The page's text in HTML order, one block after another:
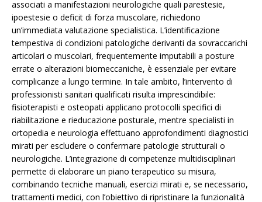
associati a manifestazioni neurologiche quali parestesie,
ipoestesie o deficit di forza muscolare, richiedono
un’immediata valutazione specialistica. L’identificazione
tempestiva di condizioni patologiche derivanti da sovraccarichi
articolari o muscolari, frequentemente imputabili a posture
errate o alterazioni biomeccaniche, è essenziale per evitare
complicanze a lungo termine. In tale ambito, l’intervento di
professionisti sanitari qualificati risulta imprescindibile:
fisioterapisti e osteopati applicano protocolli specifici di
riabilitazione e rieducazione posturale, mentre specialisti in
ortopedia e neurologia effettuano approfondimenti diagnostici
mirati per escludere o confermare patologie strutturali o
neurologiche. L’integrazione di competenze multidisciplinari
permette di elaborare un piano terapeutico su misura,
combinando tecniche manuali, esercizi mirati e, se necessario,
trattamenti medici, con l’obiettivo di ripristinare la funzionalità